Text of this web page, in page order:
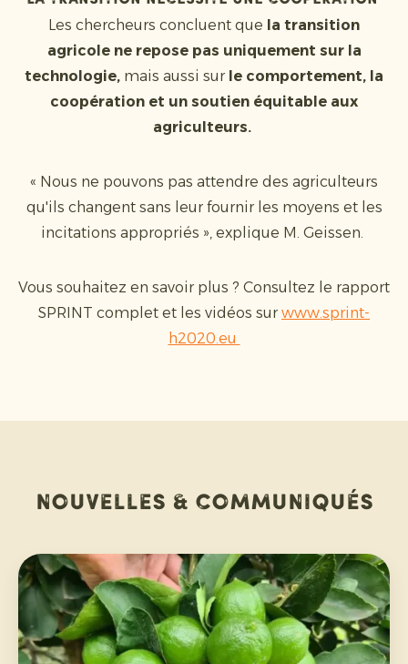
Les chercheurs concluent que la transition
agricole ne repose pas uniquement sur la
technologie, mais aussi sur le comportement, la
coopération et un soutien équitable aux
agriculteurs.
« Nous ne pouvons pas attendre des agriculteurs
qu'ils changent sans leur fournir les moyens et les
incitations appropriés », explique M. Geissen.
Vous souhaitez en savoir plus ? Consultez le rapport
SPRINT complet et les vidéos sur www.sprint-
h2020.eu
Nouvelles & communiqués